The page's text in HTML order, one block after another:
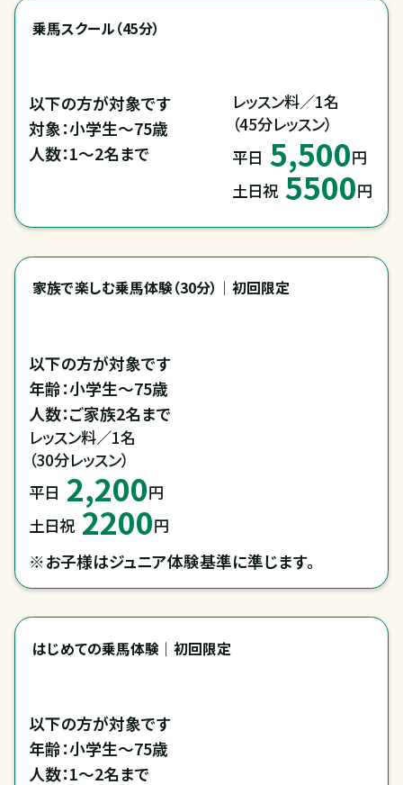
乗馬スクール（45分）
以下の方が対象です
対象：小学生～75歳
人数：1～2名まで
レッスン料／1名
（45分レッスン）
平日 5,500円
土日祝 5500円
家族で楽しむ乗馬体験（30分）｜初回限定
以下の方が対象です
年齢：小学生～75歳
人数：ご家族2名まで
レッスン料／1名
（30分レッスン）
平日 2,200円
土日祝 2200円
※お子様はジュニア体験基準に準じます。
はじめての乗馬体験｜初回限定
以下の方が対象です
年齢：小学生～75歳